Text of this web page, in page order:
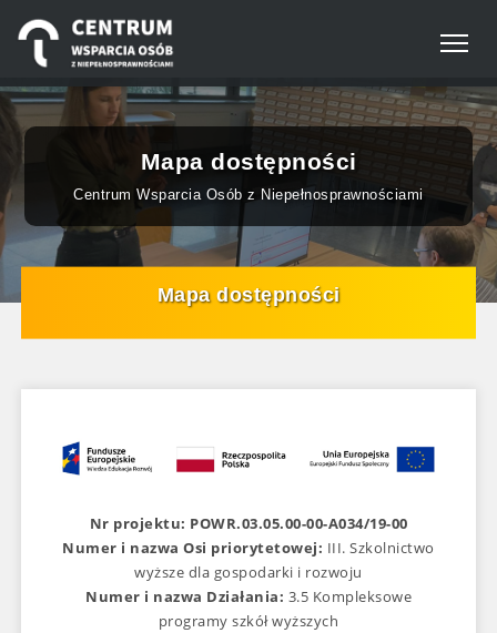
Centrum Wsparcia
Mapa dostępności
Centrum Wsparcia Osób z Niepełnosprawnościami
Mapa dostępności
Nr projektu: POWR.03.05.00-00-A034/19-00
Numer i nazwa Osi priorytetowej: III. Szkolnictwo
wyższe dla gospodarki i rozwoju
Numer i nazwa Działania: 3.5 Kompleksowe
programy szkół wyższych